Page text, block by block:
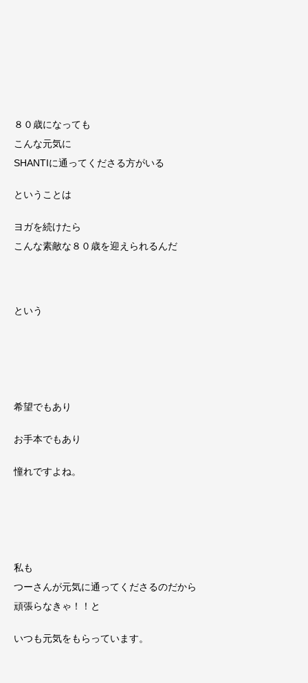
８０歳になっても
こんな元気に
SHANTIに通ってくださる方がいる
ということは
ヨガを続けたら
こんな素敵な８０歳を迎えられるんだ
という
希望でもあり
お手本でもあり
憧れですよね。
私も
つーさんが元気に通ってくださるのだから
頑張らなきゃ！！と
いつも元気をもらっています。